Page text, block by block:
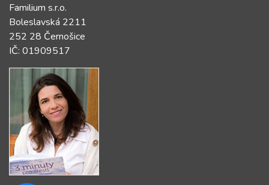
Familium s.r.o.
Boleslavská 2211
252 28 Černošice
IČ: 01909517